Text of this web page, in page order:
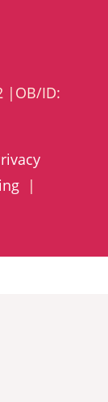
|OB/ID:
|